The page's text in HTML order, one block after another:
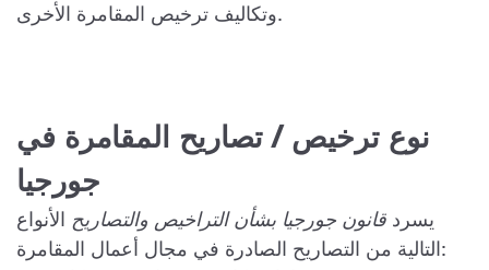
وتكاليف ترخيص المقامرة الأخرى.
نوع ترخيص / تصاريح المقامرة في
جورجيا
يسرد قانون جورجيا بشأن التراخيص والتصاريح الأنواع
التالية من التصاريح الصادرة في مجال أعمال المقامرة: